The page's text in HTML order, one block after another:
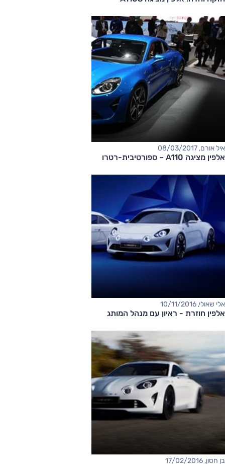
איל אורם, 08/03/2017
אלפין מציגה A110 – ספורטיבית-רטרו
אלי שאולי, 10/11/2016
אלפין חוזרת - ראיון עם מנהל המותג
בן חסון, 17/02/2016